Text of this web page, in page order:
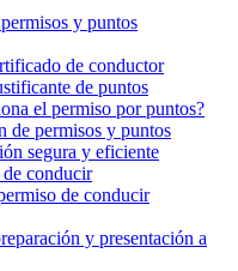
y puntos
de conductor
de puntos
el permiso por puntos?
de permisos y puntos
segura y eficiente
de conducir
de conducir
y presentación a